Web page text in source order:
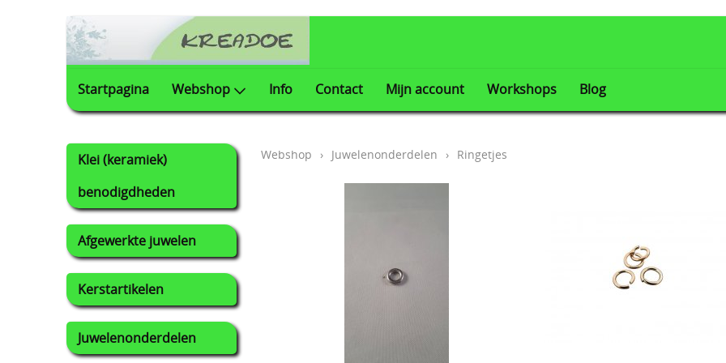
Startpagina Webshop Info Contact Mijn account Workshops Blog
Klei (keramiek)
benodigdheden
Afgewerkte juwelen
Kerstartikelen
Juwelenonderdelen
Webshop › Juwelenonderdelen › Ringetjes